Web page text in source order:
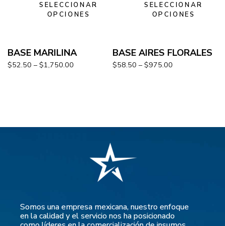
SELECCIONAR
OPCIONES
BASE MARILINA
$52.50 – $1,750.00
SELECCIONAR
OPCIONES
BASE AIRES FLORALES
$58.50 – $975.00
Somos una empresa mexicana, nuestro enfoque
en la calidad y el servicio nos ha posicionado